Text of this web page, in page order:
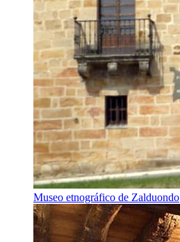
Museo etnográfico de Zalduondo